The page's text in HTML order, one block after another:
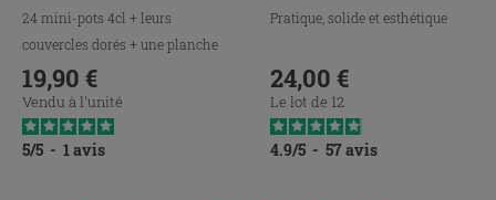
24 mini-pots 4cl + leurs
couvercles dorés + une planche
d'étiquettes
Prix
19,90 €
Vendu à l'unité
5/5 - 1avis
Pratique, solide et esthétique
Prix
24,00 €
Le lot de 12
4.9/5 - 57avis